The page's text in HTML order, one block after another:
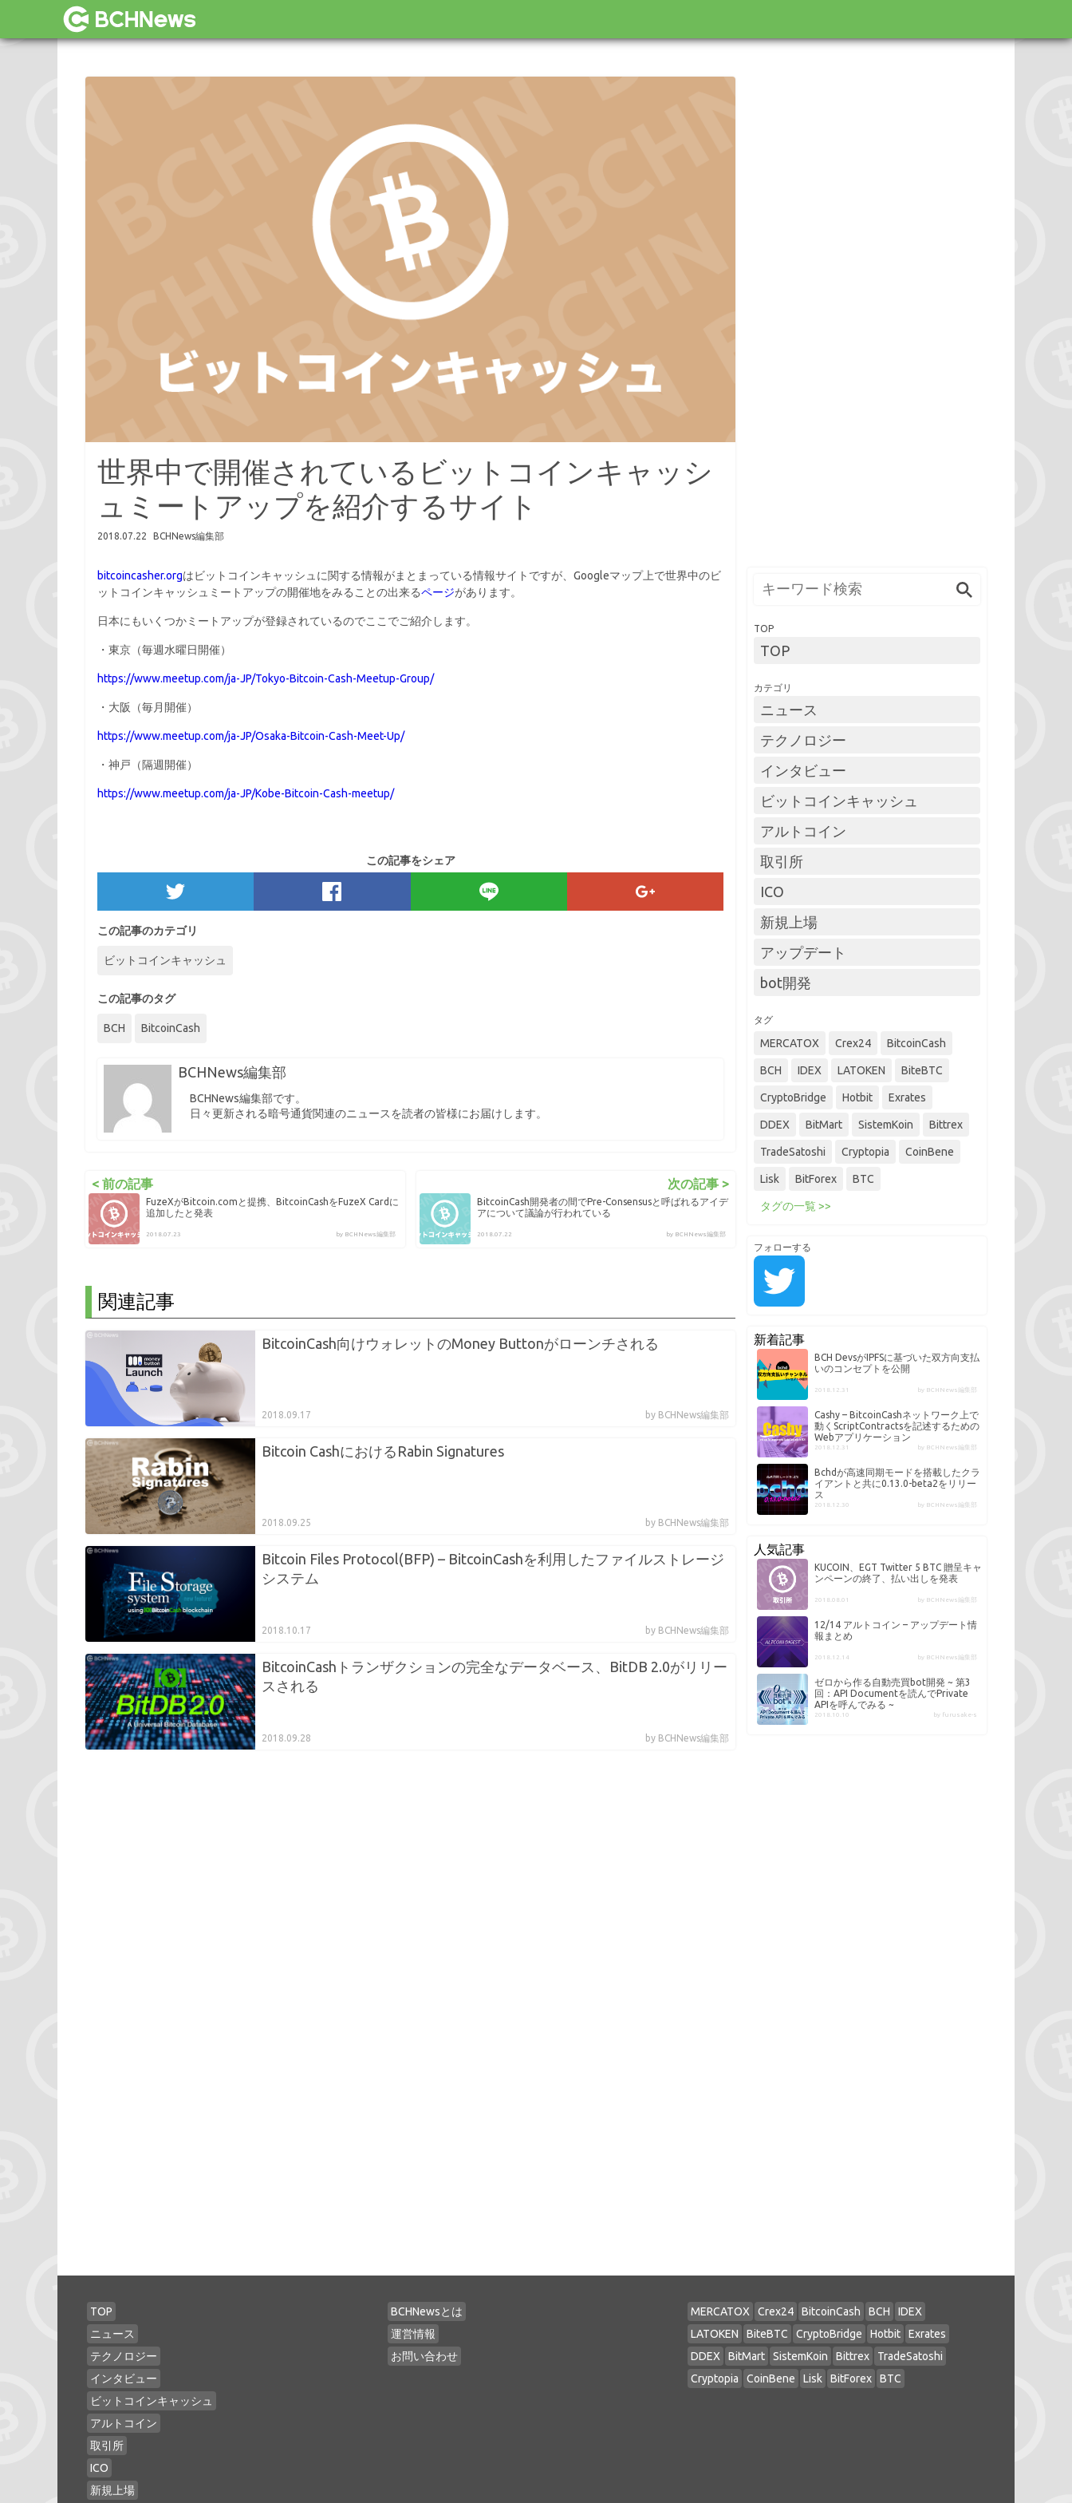
世界中で開催されているビットコインキャッシ
ュミートアップを紹介するサイト
2018.07.22 BCHNews編集部
bitcoincasher.orgはビットコインキャッシュに関する情報がまとまっている情報サイトですが、Googleマップ上で世界中のビ
ットコインキャッシュミートアップの開催地をみることの出来るページがあります。
日本にもいくつかミートアップが登録されているのでここでご紹介します。
・東京（毎週水曜日開催）
https://www.meetup.com/ja-JP/Tokyo-Bitcoin-Cash-Meetup-Group/
・大阪（毎月開催）
https://www.meetup.com/ja-JP/Osaka-Bitcoin-Cash-Meet-Up/
・神戸（隔週開催）
https://www.meetup.com/ja-JP/Kobe-Bitcoin-Cash-meetup/
この記事をシェア
この記事のカテゴリ
ビットコインキャッシュ
この記事のタグ
BCH BitcoinCash
BCHNews編集部
BCHNews編集部です。
日々更新される暗号通貨関連のニュースを読者の皆様にお届けします。
< 前の記事
FuzeXがBitcoin.comと提携、BitcoinCashをFuzeX Cardに
追加したと発表
2018.07.23 by BCHNews編集部
次の記事 >
BitcoinCash開発者の間でPre-Consensusと呼ばれるアイデ
アについて議論が行われている
2018.07.22 by BCHNews編集部
関連記事
BitcoinCash向けウォレットのMoney Buttonがローンチされる
2018.09.17 by BCHNews編集部
Bitcoin CashにおけるRabin Signatures
2018.09.25 by BCHNews編集部
Bitcoin Files Protocol(BFP) – BitcoinCashを利用したファイルストレージ
システム
2018.10.17 by BCHNews編集部
BitcoinCashトランザクションの完全なデータベース、BitDB 2.0がリリー
スされる
2018.09.28 by BCHNews編集部
TOP
TOP
カテゴリ
ニュース
テクノロジー
インタビュー
ビットコインキャッシュ
アルトコイン
取引所
ICO
新規上場
アップデート
bot開発
タグ
MERCATOX Crex24 BitcoinCash
BCH IDEX LATOKEN BiteBTC
CryptoBridge Hotbit Exrates
DDEX BitMart SistemKoin Bittrex
TradeSatoshi Cryptopia CoinBene
Lisk BitForex BTC
タグの一覧 >>
フォローする
新着記事
BCH DevsがIPFSに基づいた双方向支払
いのコンセプトを公開
2018.12.31 by BCHNews編集部
Cashy – BitcoinCashネットワーク上で
動くScriptContractsを記述するための
Webアプリケーション
2018.12.31 by BCHNews編集部
Bchdが高速同期モードを搭載したクラ
イアントと共に0.13.0-beta2をリリー
ス
2018.12.30 by BCHNews編集部
人気記事
KUCOIN、EGT Twitter 5 BTC 贈呈キャ
ンペーンの終了、払い出しを発表
2018.08.01 by BCHNews編集部
12/14 アルトコイン – アップデート情
報まとめ
2018.12.14 by BCHNews編集部
ゼロから作る自動売買bot開発 ~ 第3
回：API Documentを読んでPrivate
APIを呼んでみる ~
2018.10.10 by furusake-s
TOP
ニュース
テクノロジー
インタビュー
ビットコインキャッシュ
アルトコイン
取引所
ICO
新規上場
BCHNewsとは
運営情報
お問い合わせ
MERCATOX Crex24 BitcoinCash BCH
IDEX
LATOKEN
BiteBTC CryptoBridge Hotbit
Exrates
DDEX
BitMart SistemKoin Bittrex
TradeSatoshi
Cryptopia
CoinBene Lisk BitForex BTC